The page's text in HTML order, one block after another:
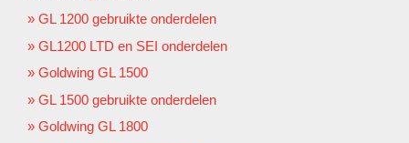
GL 1200 gebruikte onderdelen
GL1200 LTD en SEI onderdelen
Goldwing GL 1500
GL 1500 gebruikte onderdelen
Goldwing GL 1800